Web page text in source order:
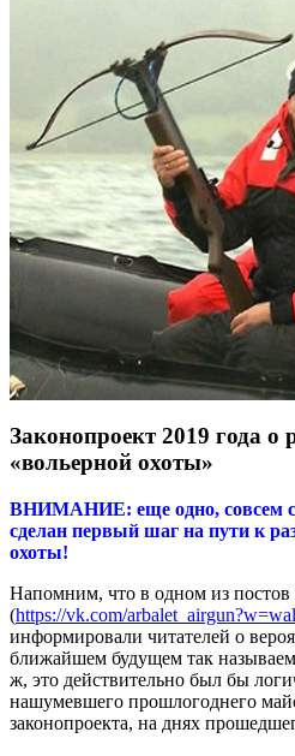
Законопроект 2019 года о
«вольерной охоты»
ВНИМАНИЕ: еще одно, совсем
сделан первый шаг на пути к
охоты!
Напомним, что в одном из
(https://vk.com/
информировали читателей о
ближайшем будущем так
ж, это действительно был бы
нашумевшего прошлогоднего
законопроекта, на днях